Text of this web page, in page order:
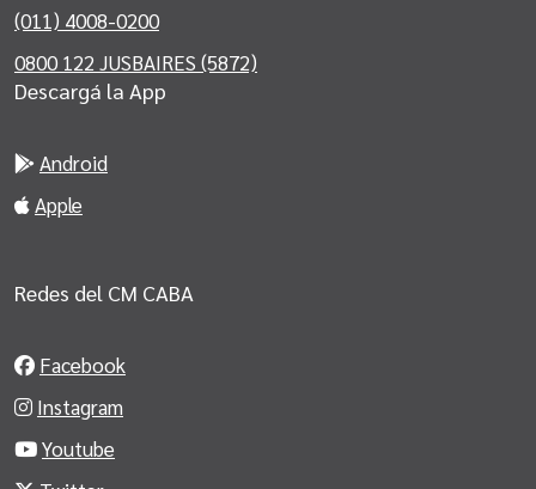
(011) 4008-0200
0800 122 JUSBAIRES (5872)
Descargá la App
Android
Apple
Redes del CM CABA
Facebook
Instagram
Youtube